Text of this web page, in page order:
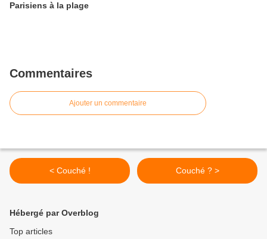
Parisiens à la plage
Commentaires
Ajouter un commentaire
< Couché ! Couché ? >
Hébergé par Overblog
Top articles